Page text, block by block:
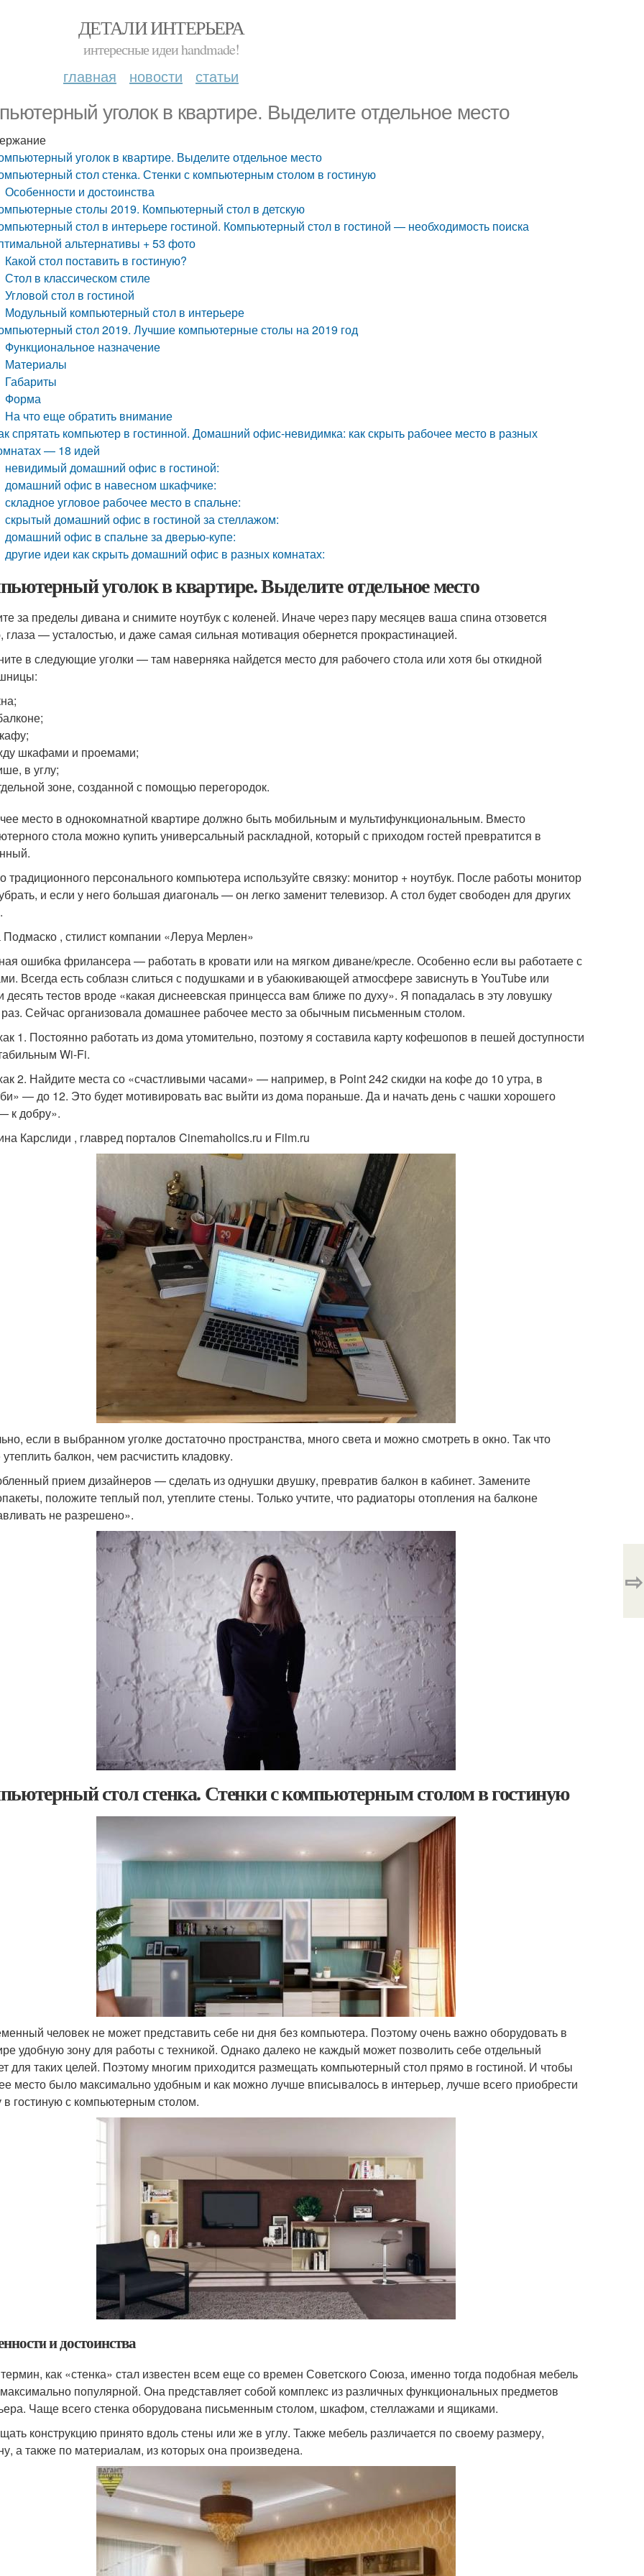
ДЕТАЛИ ИНТЕРЬЕРА
интересные идеи handmade!
главная новости статьи
уголок в квартире. Выделите отдельное место
уголок в квартире. Выделите отдельное место
стол стенка. Стенки с компьютерным столом в гостиную
Особенности и достоинства
столы 2019. Компьютерный стол в детскую
стол в интерьере гостиной. Компьютерный стол в гостиной — необходимость поиска
альтернативы + 53 фото
Какой стол поставить в гостиную?
Стол в классическом стиле
Угловой стол в гостиной
Модульный компьютерный стол в интерьере
стол 2019. Лучшие компьютерные столы на 2019 год
Функциональное назначение
Материалы
Габариты
Форма
На что еще обратить внимание
спрятать компьютер в гостинной. Домашний офис-невидимка: как скрыть рабочее место в разных
— 18 идей
невидимый домашний офис в гостиной:
домашний офис в навесном шкафчике:
складное угловое рабочее место в спальне:
скрытый домашний офис в гостиной за стеллажом:
домашний офис в спальне за дверью-купе:
другие идеи как скрыть домашний офис в разных комнатах:
уголок в квартире. Выделите отдельное место
за пределы дивана и снимите ноутбук с коленей. Иначе через пару месяцев ваша спина отзовется
глаза — усталостью, и даже самая сильная мотивация обернется прокрастинацией.
в следующие уголки — там наверняка найдется место для рабочего стола или хотя бы откидной
шкафами и проемами;
в углу;
зоне, созданной с помощью перегородок.
место в однокомнатной квартире должно быть мобильным и мультифункциональным. Вместо
стола можно купить универсальный раскладной, который с приходом гостей превратится в
традиционного персонального компьютера используйте связку: монитор + ноутбук. После работы монитор
и если у него большая диагональ — он легко заменит телевизор. А стол будет свободен для других
, стилист компании «Леруа Мерлен»
ошибка фрилансера — работать в кровати или на мягком диване/кресле. Особенно если вы работаете с
Всегда есть соблазн слиться с подушками и в убаюкивающей атмосфере зависнуть в YouTube или
десять тестов вроде «какая диснеевская принцесса вам ближе по духу». Я попадалась в эту ловушку
Сейчас организовала домашнее рабочее место за обычным письменным столом.
1. Постоянно работать из дома утомительно, поэтому я составила карту кофешопов в пешей доступности
Wi-Fi.
2. Найдите места со «счастливыми часами» — например, в Point 242 скидки на кофе до 10 утра, в
— до 12. Это будет мотивировать вас выйти из дома пораньше. Да и начать день с чашки хорошего
к добру».
Карслиди , главред порталов Cinemaholics.ru и Film.ru
если в выбранном уголке достаточно пространства, много света и можно смотреть в окно. Так что
балкон, чем расчистить кладовку.
прием дизайнеров — сделать из однушки двушку, превратив балкон в кабинет. Замените
положите теплый пол, утеплите стены. Только учтите, что радиаторы отопления на балконе
не разрешено».
стол стенка. Стенки с компьютерным столом в гостиную
человек не может представить себе ни дня без компьютера. Поэтому очень важно оборудовать в
удобную зону для работы с техникой. Однако далеко не каждый может позволить себе отдельный
для таких целей. Поэтому многим приходится размещать компьютерный стол прямо в гостиной. И чтобы
место было максимально удобным и как можно лучше вписывалось в интерьер, лучше всего приобрести
в гостиную с компьютерным столом.
и достоинства
как «стенка» стал известен всем еще со времен Советского Союза, именно тогда подобная мебель
популярной. Она представляет собой комплекс из различных функциональных предметов
Чаще всего стенка оборудована письменным столом, шкафом, стеллажами и ящиками.
конструкцию принято вдоль стены или же в углу. Также мебель различается по своему размеру,
а также по материалам, из которых она произведена.
⇨